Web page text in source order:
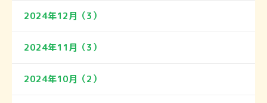
2024年12月（3）
2024年11月（3）
2024年10月（2）